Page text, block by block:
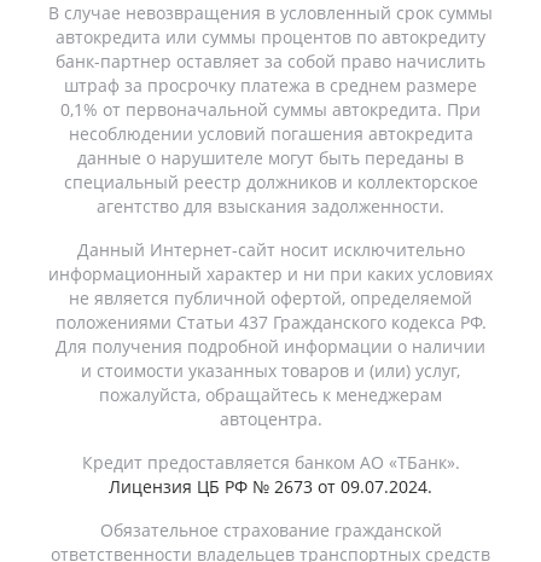
В случае невозвращения в условленный срок суммы
автокредита или суммы процентов по автокредиту
банк-партнер оставляет за собой право начислить
штраф за просрочку платежа в среднем размере
0,1% от первоначальной суммы автокредита. При
несоблюдении условий погашения автокредита
данные о нарушителе могут быть переданы в
специальный реестр должников и коллекторское
агентство для взыскания задолженности.
Данный Интернет-сайт носит исключительно
информационный характер и ни при каких условиях
не является публичной офертой, определяемой
положениями Статьи 437 Гражданского кодекса РФ.
Для получения подробной информации о наличии
и стоимости указанных товаров и (или) услуг,
пожалуйста, обращайтесь к менеджерам
автоцентра.
Кредит предоставляется банком АО «ТБанк».
Лицензия ЦБ РФ № 2673 от 09.07.2024.
Обязательное страхование гражданской
ответственности владельцев транспортных средств